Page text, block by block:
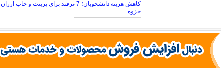
کاهش هزینه دانشجویان؛ 7 ترفند برای پرینت و چاپ ارزان
جزوه